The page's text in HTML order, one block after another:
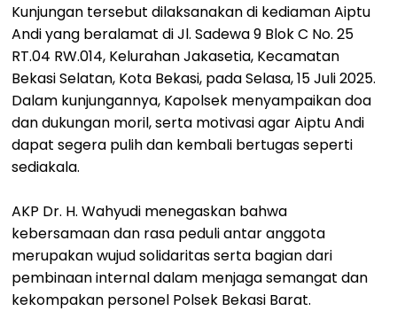
Kunjungan tersebut dilaksanakan di kediaman Aiptu
Andi yang beralamat di Jl. Sadewa 9 Blok C No. 25
RT.04 RW.014, Kelurahan Jakasetia, Kecamatan
Bekasi Selatan, Kota Bekasi, pada Selasa, 15 Juli 2025.
Dalam kunjungannya, Kapolsek menyampaikan doa
dan dukungan moril, serta motivasi agar Aiptu Andi
dapat segera pulih dan kembali bertugas seperti
sediakala.
AKP Dr. H. Wahyudi menegaskan bahwa
kebersamaan dan rasa peduli antar anggota
merupakan wujud solidaritas serta bagian dari
pembinaan internal dalam menjaga semangat dan
kekompakan personel Polsek Bekasi Barat.